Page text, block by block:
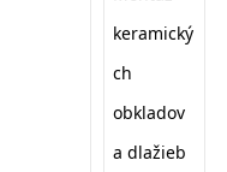
keramický
ch
obkladov
a dlažieb